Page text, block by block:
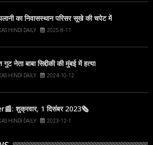
का निवासस्थान परिसर सूखे की चपेट में
HINDI DAILY 2025-8-11
नेता बाबा सिद्दीकी की मुंबई में हत्या
HINDI DAILY 2024-10-12
शुक्रवार, 1 दिसंबर 2023🗞
HINDI DAILY 2023-12-1